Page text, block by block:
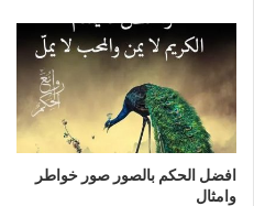
افضل الحكم بالصور صور خواطر
وامثال